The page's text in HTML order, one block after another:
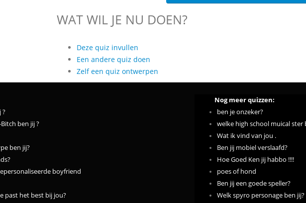
WAT WIL JE NU DOEN?
Deze quiz invullen
Een andere quiz doen
Zelf een quiz ontwerpen
?
ben jij ?
ben jij?
boyfriend
past het best bij jou?
Nog meer quizzen:
ben je onzeker?
welke high school muical ster
Wat ik vind van jou .
Ben jij mobiel verslaafd?
Hoe Goed Ken jij habbo !!!!
poes of hond
Ben jij een goede speller?
Welk spyro personage ben jij?